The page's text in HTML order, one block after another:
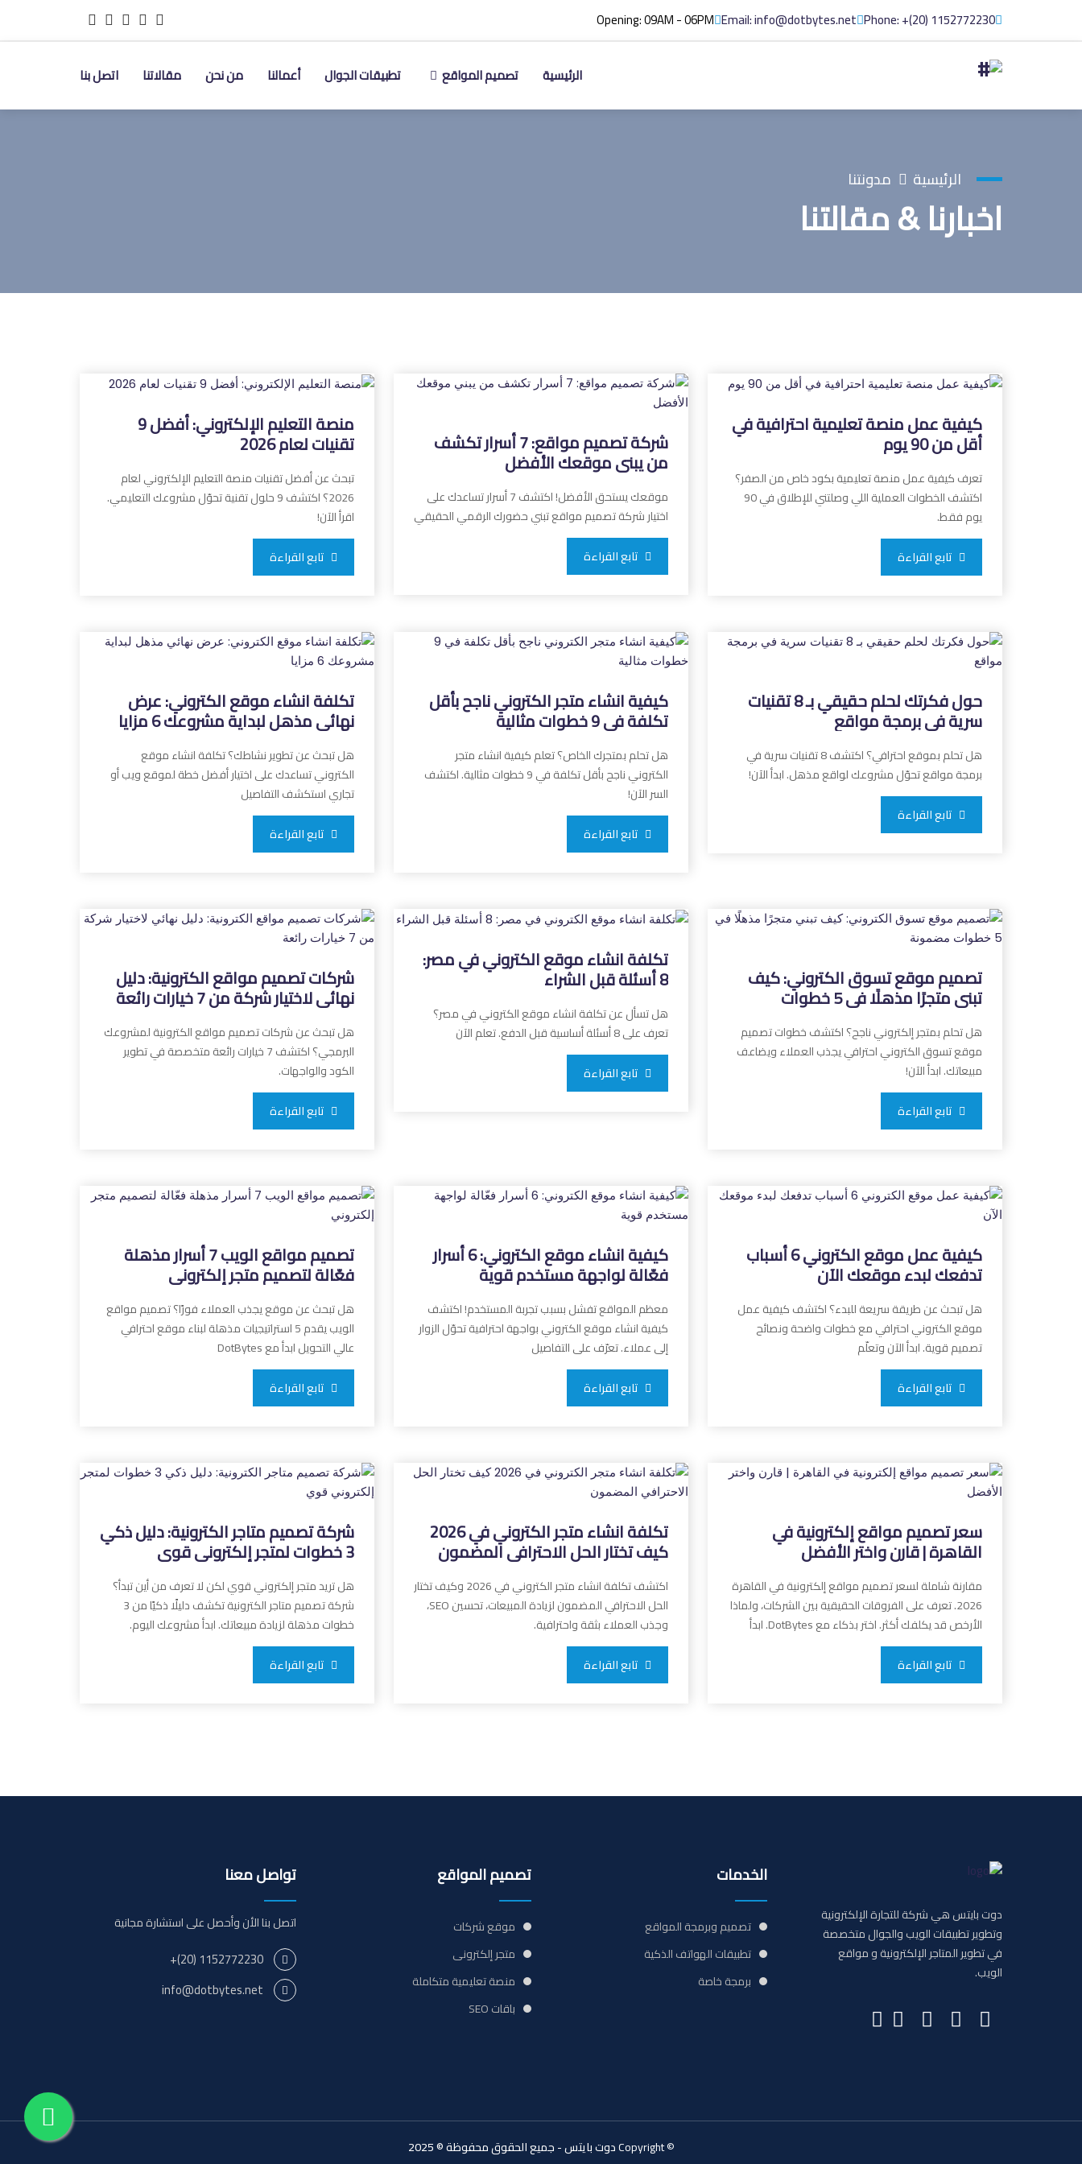
Phone: +(20) 1152772230
Email: info@dotbytes.net
Opening: 09AM - 06PM
الرئيسية تصميم المواقع تطبيقات الجوال أعمالنا من نحن مقالاتنا اتصل بنا
الرئيسية مدونتنا
اخبارنا & مقالتنا
كيفية عمل منصة تعليمية احترافية في
أقل من 90 يوم
تعرف كيفية عمل منصة تعليمية بكود خاص من الصفر؟
اكتشف الخطوات العملية اللي وصلتني للإطلاق في 90
يوم فقط.
تابع القراءة
شركة تصميم مواقع: 7 أسرار تكشف
من يبني موقعك الأفضل
موقعك يستحق الأفضل! اكتشف 7 أسرار تساعدك على
اختيار شركة تصميم مواقع تبني حضورك الرقمي الحقيقي
تابع القراءة
منصة التعليم الإلكتروني: أفضل 9
تقنيات لعام 2026
تبحث عن أفضل تقنيات منصة التعليم الإلكتروني لعام
2026؟ اكتشف 9 حلول تقنية تحوّل مشروعك التعليمي.
اقرأ الآن!
تابع القراءة
حول فكرتك لحلم حقيقي بـ 8 تقنيات
سرية في برمجة مواقع
هل تحلم بموقع احترافي؟ اكتشف 8 تقنيات سرية في
برمجة مواقع تحوّل مشروعك لواقع مذهل. ابدأ الآن!
تابع القراءة
كيفية انشاء متجر الكتروني ناجح بأقل
تكلفة في 9 خطوات مثالية
هل تحلم بمتجرك الخاص؟ تعلم كيفية انشاء متجر
الكتروني ناجح بأقل تكلفة في 9 خطوات مثالية. اكتشف
السر الآن!
تابع القراءة
تكلفة انشاء موقع الكتروني: عرض
نهائي مذهل لبداية مشروعك 6 مزايا
هل تبحث عن تطوير نشاطك؟ تكلفة انشاء موقع
الكتروني تساعدك على اختيار أفضل خطة لموقع ويب أو
تجاري استكشف التفاصيل
تابع القراءة
تصميم موقع تسوق الكتروني: كيف
تبني متجرًا مذهلًا في 5 خطوات
مضمونة
هل تحلم بمتجر إلكتروني ناجح؟ اكتشف خطوات تصميم
موقع تسوق الكتروني احترافي يجذب العملاء ويضاعف
مبيعاتك. ابدأ الآن!
تابع القراءة
تكلفة انشاء موقع الكتروني في مصر:
8 أسئلة قبل الشراء
هل تسأل عن تكلفة انشاء موقع الكتروني في مصر؟
تعرف على 8 أسئلة أساسية قبل الدفع. تعلم الآن
تابع القراءة
شركات تصميم مواقع الكترونية: دليل
نهائي لاختيار شركة من 7 خيارات رائعة
هل تبحث عن شركات تصميم مواقع الكترونية لمشروعك
البرمجي؟ اكتشف 7 خيارات رائعة متخصصة في تطوير
الكود والواجهات.
تابع القراءة
كيفية عمل موقع الكتروني 6 أسباب
تدفعك لبدء موقعك الآن
هل تبحث عن طريقة سريعة للبدء؟ اكتشف كيفية عمل
موقع الكتروني احترافي مع خطوات واضحة ونصائح
تصميم قوية. ابدأ الآن وتعلّم
تابع القراءة
كيفية انشاء موقع الكتروني: 6 أسرار
فعّالة لواجهة مستخدم قوية
معظم المواقع تفشل بسبب تجربة المستخدم! اكتشف
كيفية انشاء موقع الكتروني بواجهة احترافية تحوّل الزوار
إلى عملاء. تعرّف على التفاصيل
تابع القراءة
تصميم مواقع الويب 7 أسرار مذهلة
فعّالة لتصميم متجر إلكتروني
هل تبحث عن موقع يجذب العملاء فورًا؟ تصميم مواقع
الويب يقدم 5 استراتيجيات مذهلة لبناء موقع احترافي
عالي التحويل ابدأ مع DotBytes
تابع القراءة
سعر تصميم مواقع إلكترونية في
القاهرة | قارن واختر الأفضل
مقارنة شاملة لسعر تصميم مواقع إلكترونية في القاهرة
2026. تعرف على الفروقات الحقيقية بين الشركات، ولماذا
الأرخص قد يكلفك أكثر. اختر بذكاء مع DotBytes. ابدأ
المقارنة الآن.
تابع القراءة
تكلفة انشاء متجر الكتروني في 2026
كيف تختار الحل الاحترافي المضمون
اكتشف تكلفة انشاء متجر الكتروني في 2026 وكيف تختار
الحل الاحترافي المضمون لزيادة المبيعات، تحسين SEO،
وجذب العملاء بثقة واحترافية.
تابع القراءة
شركة تصميم متاجر الكترونية: دليل ذكي
3 خطوات لمتجر إلكتروني قوي
هل تريد متجر إلكتروني قوي لكن لا تعرف من أين تبدأ؟
شركة تصميم متاجر الكترونية تكشف دليلًا ذكيًا من 3
خطوات مذهلة لزيادة مبيعاتك. ابدأ مشروعك اليوم.
تابع القراءة
دوت بايتس هي شركة للتجارة الإلكترونية
وتطوير تطبيقات الويب والجوال متخصصة
في تطوير المتاجر الإلكترونية و مواقع
الويب.
الخدمات
تصميم وبرمجة المواقع
تطبيقات الهواتف الذكية
برمجة خاصة
تصميم المواقع
موقع شركات
متجر إلكترونى
منصة تعليمية متكاملة
باقات SEO
تواصل معنا
اتصل بنا الأن وأحصل على استشارة مجانية
1152772230 (20)+
info@dotbytes.net
© Copyright دوت بايتس - جميع الحقوق محفوظة © 2025